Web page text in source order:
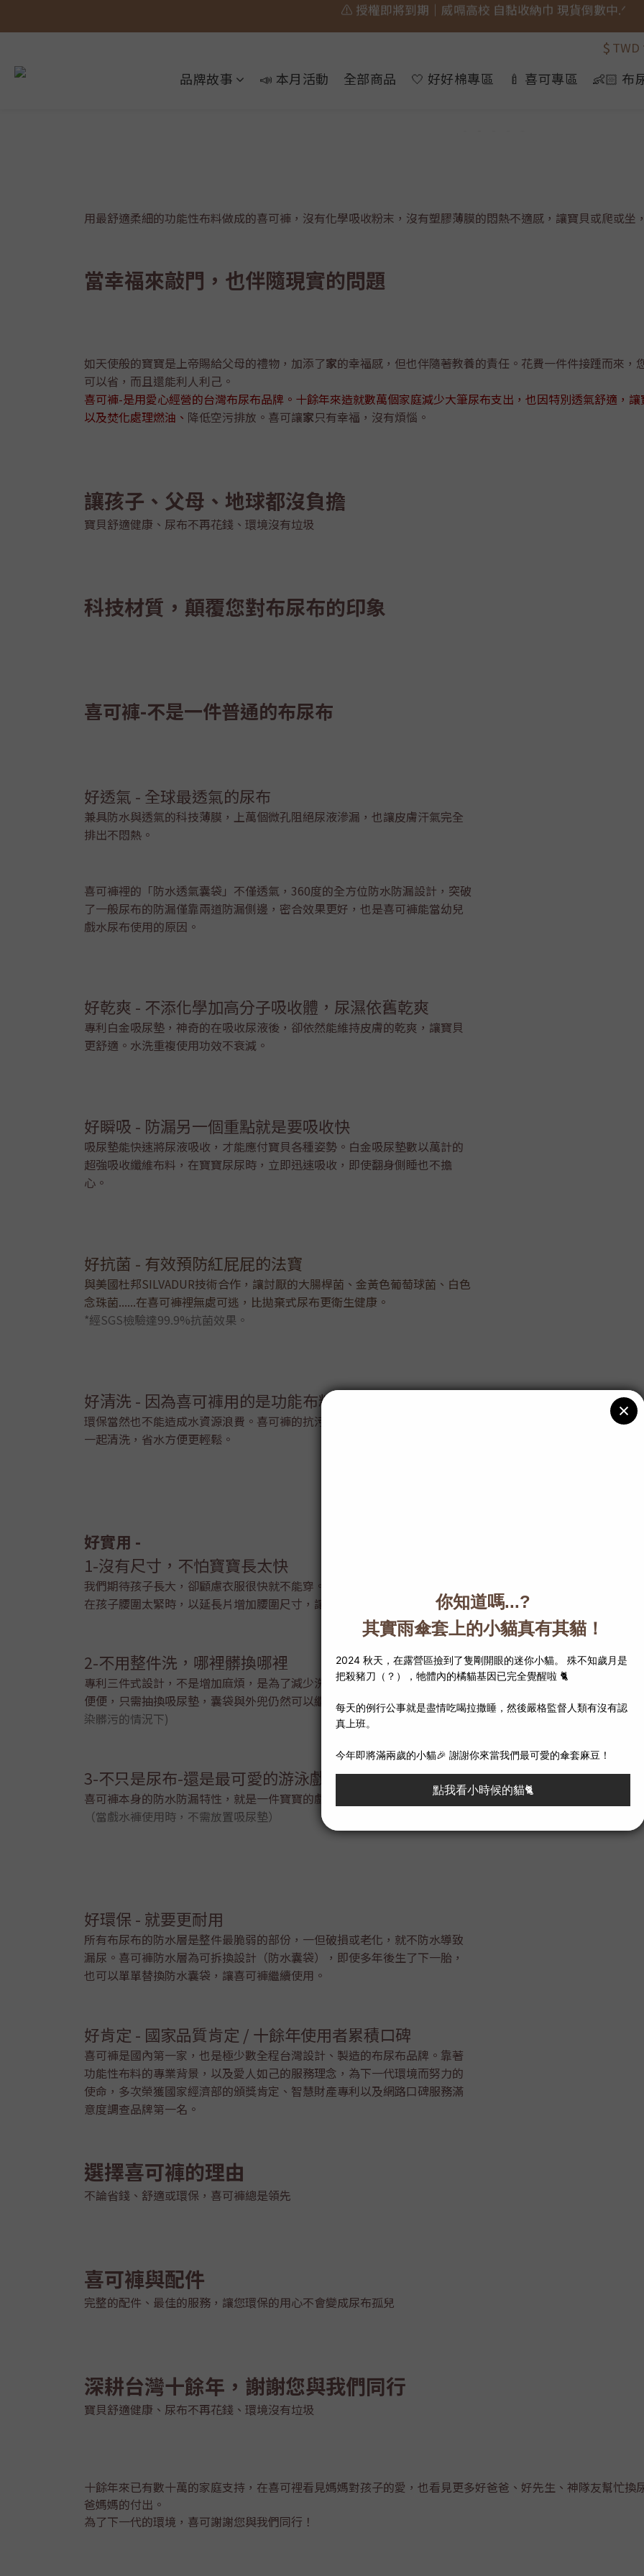
🎀 蝴蝶結貓貓的大人系日常 新上市⋆˚𝜗𝜚˚⋆
🎀 蝴蝶結貓貓的大人系日常 新上市⋆˚𝜗𝜚˚⋆
⚠️ 授權即將到期｜威嗝高校 自黏收納巾 現貨倒數中.ᐟ
$ TWD
品牌故事 📣 本月活動 全部商品 🤍 好好棉專區 🍼 喜可專區 👶🏻 布
用最舒適柔細的功能性布料做成的喜可褲，沒有化學吸收粉末，沒有塑膠薄膜的悶熱不適感，讓寶貝或爬或坐
當幸福來敲門，也伴隨現實的問題
如天使般的寶寶是上帝賜給父母的禮物，加添了家的幸福感，但也伴隨著教養的責任。花費一件件接踵而來
可以省，而且還能利人利己。
喜可褲-是用愛心經營的台灣布尿布品牌。十餘年來造就數萬個家庭減少大筆尿布支出，也因特別透氣舒適，
以及焚化處理燃油、 降低空污排放。喜可讓家只有幸福，沒有煩惱。
讓孩子、父母、地球都沒負擔
寶貝舒適健康、尿布不再花錢、環境沒有垃圾
科技材質，顛覆您對布尿布的印象
喜可褲-不是一件普通的布尿布
好透氣 - 全球最透氣的尿布
兼具防水與透氣的科技薄膜，上萬個微孔阻絕尿液滲漏，也讓皮膚汗氣完全
排出不悶熱。
喜可褲裡的「防水透氣囊袋」不僅透氣，360度的全方位防水防漏設計，突破
了一般尿布的防漏僅靠兩道防漏側邊，密合效果更好，也是喜可褲能當幼兒
戲水尿布使用的原因。
好乾爽 - 不添化學加高分子吸收體，尿濕依舊乾爽
專利白金吸尿墊，神奇的在吸收尿液後，卻依然能維持皮膚的乾爽，讓寶貝
更舒適。水洗重複使用功效不衰減。
好瞬吸 - 防漏另一個重點就是要吸收快
吸尿墊能快速將尿液吸收，才能應付寶貝各種姿勢。白金吸尿墊數以萬計的
超強吸收纖維布料，在寶寶尿尿時，立即迅速吸收，即使翻身側睡也不擔
心。
好抗菌 - 有效預防紅屁屁的法寶
與美國杜邦SILVADUR技術合作，讓討厭的大腸桿菌、金黃色葡萄球菌、白色
念珠菌......在喜可褲裡無處可逃，比拋棄式尿布更衛生健康。
*經SGS檢驗達99.9%抗菌效果。
好清洗 - 因為喜可褲用的是功能布料
環保當然也不能造成水資源浪費。喜可褲的抗污易洗纖維布料，有別於傳統布尿布。單單以蓮蓬頭水柱，就
一起清洗，省水方便更輕鬆。
好實用 -
1-沒有尺寸，不怕寶寶長太快
我們期待孩子長大，卻顧慮衣服很快就不能穿。喜可褲高腰褲頭設計，可以
在孩子腰圍太緊時，以延長片增加腰圍尺寸，讓尿布跟著孩子一起長大。
2-不用整件洗，哪裡髒換哪裡
專利三件式設計，不是增加麻煩，是為了減少洗滌次數的用心。寶寶尿尿或
便便，只需抽換吸尿墊，囊袋與外兜仍然可以繼續使用。(囊袋與外兜沒有沾
染髒污的情況下)
3-不只是尿布-還是最可愛的游泳戲水褲
喜可褲本身的防水防漏特性，就是一件寶寶的戲水褲。它能有效的預防寶寶在水裡突如其來的排便，避免污染
（當戲水褲使用時，不需放置吸尿墊）
好環保 - 就要更耐用
所有布尿布的防水層是整件最脆弱的部份，一但破損或老化，就不防水導致
漏尿。喜可褲防水層為可拆換設計（防水囊袋），即使多年後生了下一胎，
也可以單單替換防水囊袋，讓喜可褲繼續使用。
好肯定 - 國家品質肯定 / 十餘年使用者累積口碑
喜可褲是國內第一家，也是極少數全程台灣設計、製造的布尿布品牌。靠著
功能性布料的專業背景，以及愛人如己的服務理念，為下一代環境而努力的
使命，多次榮獲國家經濟部的頒獎肯定、智慧財產專利以及網路口碑服務滿
意度調查品牌第一名。
選擇喜可褲的理由
不論省錢、舒適或環保，喜可褲總是領先
喜可褲與配件
完整的配件、最佳的服務，讓您環保的用心不會變成尿布孤兒
深耕台灣十餘年，謝謝您與我們同行
寶貝舒適健康、尿布不再花錢、環境沒有垃圾
十餘年來已有數十萬的家庭支持，在喜可裡看見媽媽對孩子的愛，也看見更多好爸爸、好先生、神隊友幫忙
爸媽媽的付出。
為了下一代的環境，喜可謝謝您與我們同行！